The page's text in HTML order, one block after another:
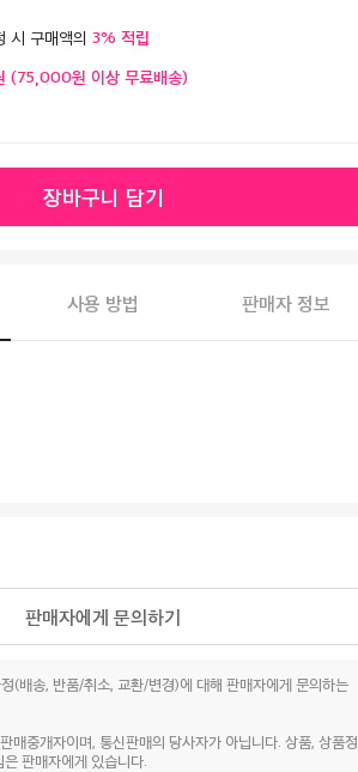
시 구매액의3
(75,000원 이상 무료배송)
장바구니 담기
사용 방법 판매자 정보
판매자에게 문의하기
(배송, 반품/취소, 교환/변경)에 대해 판매자에게 문의하는
매중개자이며, 통신판매의 당사자가 아닙니다. 상품, 상품정
판매자에게 있습니다.